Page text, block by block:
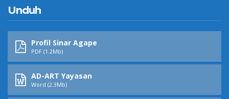
Unduh
Profil Sinar Agape
PDF (1.2Mb)
AD-ART Yayasan
Word (2.3Mb)